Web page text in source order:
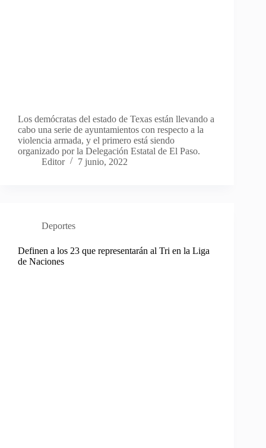
Los demócratas del estado de Texas están llevando a
cabo una serie de ayuntamientos con respecto a la
violencia armada, y el primero está siendo
organizado por la Delegación Estatal de El Paso.
Editor
7 junio, 2022
Deportes
Definen a los 23 que representarán al Tri en la Liga
de Naciones